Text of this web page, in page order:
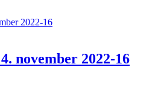
november 2022-16